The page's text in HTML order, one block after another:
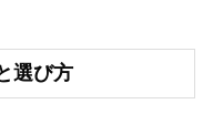
選び方